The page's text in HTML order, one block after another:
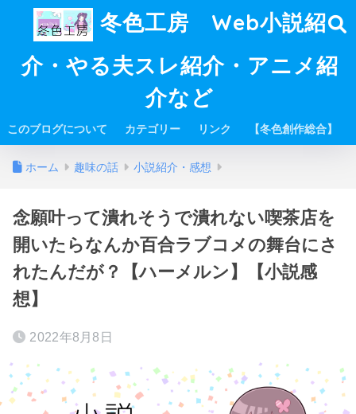
冬色工房 Web小説紹
介・やる夫スレ紹介・アニメ紹
介など
このブログについて カテゴリー リンク 【冬色創作総合】
ホーム 趣味の話 小説紹介・感想
念願叶って潰れそうで潰れない喫茶店を
開いたらなんか百合ラブコメの舞台にさ
れたんだが？【ハーメルン】【小説感
想】
2022年8月8日